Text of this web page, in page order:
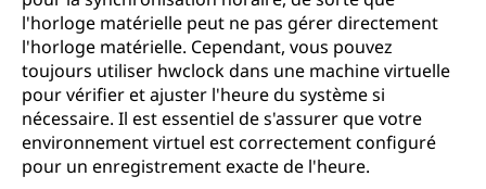
l'horloge matérielle peut ne pas gérer directement
l'horloge matérielle. Cependant, vous pouvez
toujours utiliser hwclock dans une machine virtuelle
pour vérifier et ajuster l'heure du système si
nécessaire. Il est essentiel de s'assurer que votre
environnement virtuel est correctement configuré
pour un enregistrement exacte de l'heure.